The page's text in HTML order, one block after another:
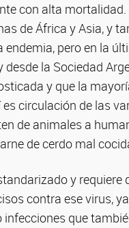
con alta
de África y Asia, y
pero en la
desde la Sociedad
y que la
circulación de las
de animales a
de cerdo mal
y
contra ese virus,
que